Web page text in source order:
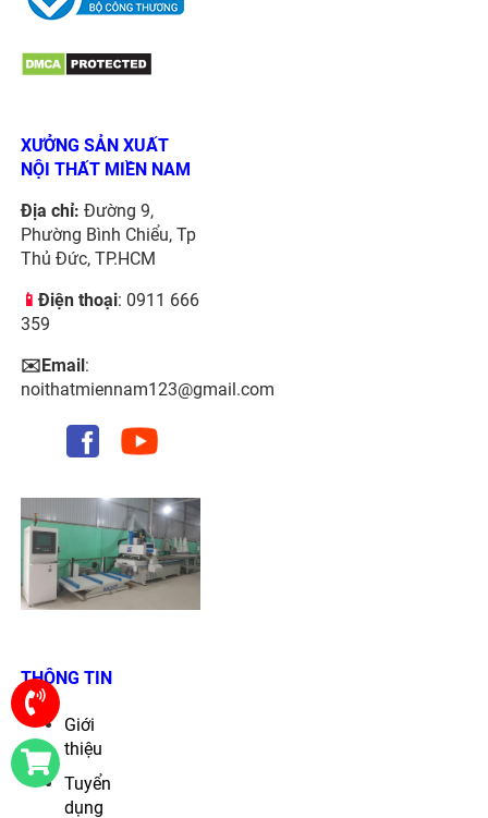
XƯỞNG SẢN XUẤT
NỘI THẤT MIỀN NAM
Địa chỉ: Đường 9,
Phường Bình Chiểu, Tp
Thủ Đức, TP.HCM
📱Điện thoại: 0911 666
359
✉️Email:
noithatmiennam123@gmail.com
THÔNG TIN
Giới
thiệu
Tuyển
dụng